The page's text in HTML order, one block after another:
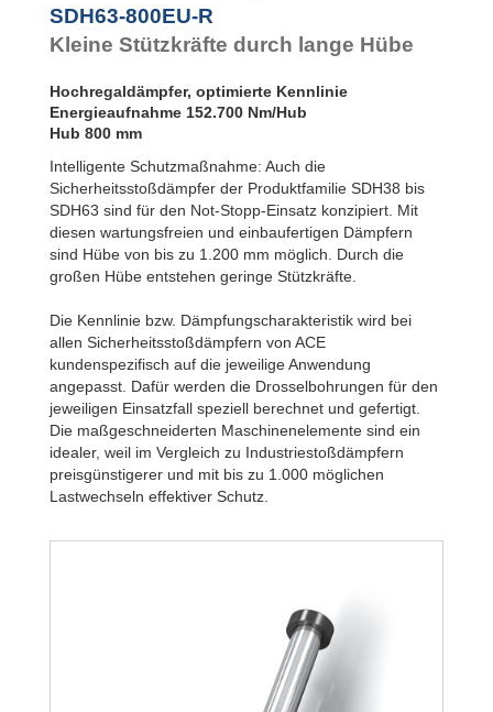
Flansch
SDH63EU-R
Flansch
Rückseite
SDH63-800EU-R
Kleine Stützkräfte durch lange Hübe
Hochregaldämpfer, optimierte Kennlinie
Energieaufnahme 152.700 Nm/Hub
Hub 800 mm
Intelligente Schutzmaßnahme: Auch die
Sicherheitsstoßdämpfer der Produktfamilie SDH38 bis
SDH63 sind für den Not-Stopp-Einsatz konzipiert. Mit
diesen wartungsfreien und einbaufertigen Dämpfern
sind Hübe von bis zu 1.200 mm möglich. Durch die
großen Hübe entstehen geringe Stützkräfte.
Die Kennlinie bzw. Dämpfungscharakteristik wird bei
allen Sicherheitsstoßdämpfern von ACE
kundenspezifisch auf die jeweilige Anwendung
angepasst. Dafür werden die Drosselbohrungen für den
jeweiligen Einsatzfall speziell berechnet und gefertigt.
Die maßgeschneiderten Maschinenelemente sind ein
idealer, weil im Vergleich zu Industriestoßdämpfern
preisgünstigerer und mit bis zu 1.000 möglichen
Lastwechseln effektiver Schutz.